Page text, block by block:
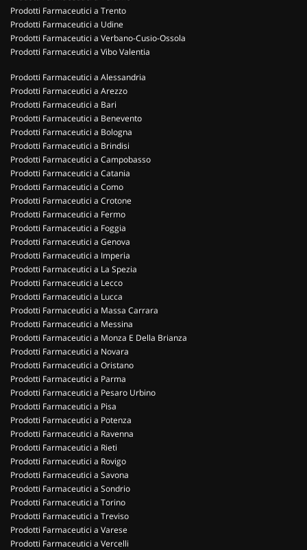
Prodotti Farmaceutici a Trento
Prodotti Farmaceutici a Udine
Prodotti Farmaceutici a Verbano-Cusio-Ossola
Prodotti Farmaceutici a Vibo Valentia
Prodotti Farmaceutici a Alessandria
Prodotti Farmaceutici a Arezzo
Prodotti Farmaceutici a Bari
Prodotti Farmaceutici a Benevento
Prodotti Farmaceutici a Bologna
Prodotti Farmaceutici a Brindisi
Prodotti Farmaceutici a Campobasso
Prodotti Farmaceutici a Catania
Prodotti Farmaceutici a Como
Prodotti Farmaceutici a Crotone
Prodotti Farmaceutici a Fermo
Prodotti Farmaceutici a Foggia
Prodotti Farmaceutici a Genova
Prodotti Farmaceutici a Imperia
Prodotti Farmaceutici a La Spezia
Prodotti Farmaceutici a Lecco
Prodotti Farmaceutici a Lucca
Prodotti Farmaceutici a Massa Carrara
Prodotti Farmaceutici a Messina
Prodotti Farmaceutici a Monza E Della Brianza
Prodotti Farmaceutici a Novara
Prodotti Farmaceutici a Oristano
Prodotti Farmaceutici a Parma
Prodotti Farmaceutici a Pesaro Urbino
Prodotti Farmaceutici a Pisa
Prodotti Farmaceutici a Potenza
Prodotti Farmaceutici a Ravenna
Prodotti Farmaceutici a Rieti
Prodotti Farmaceutici a Rovigo
Prodotti Farmaceutici a Savona
Prodotti Farmaceutici a Sondrio
Prodotti Farmaceutici a Torino
Prodotti Farmaceutici a Treviso
Prodotti Farmaceutici a Varese
Prodotti Farmaceutici a Vercelli